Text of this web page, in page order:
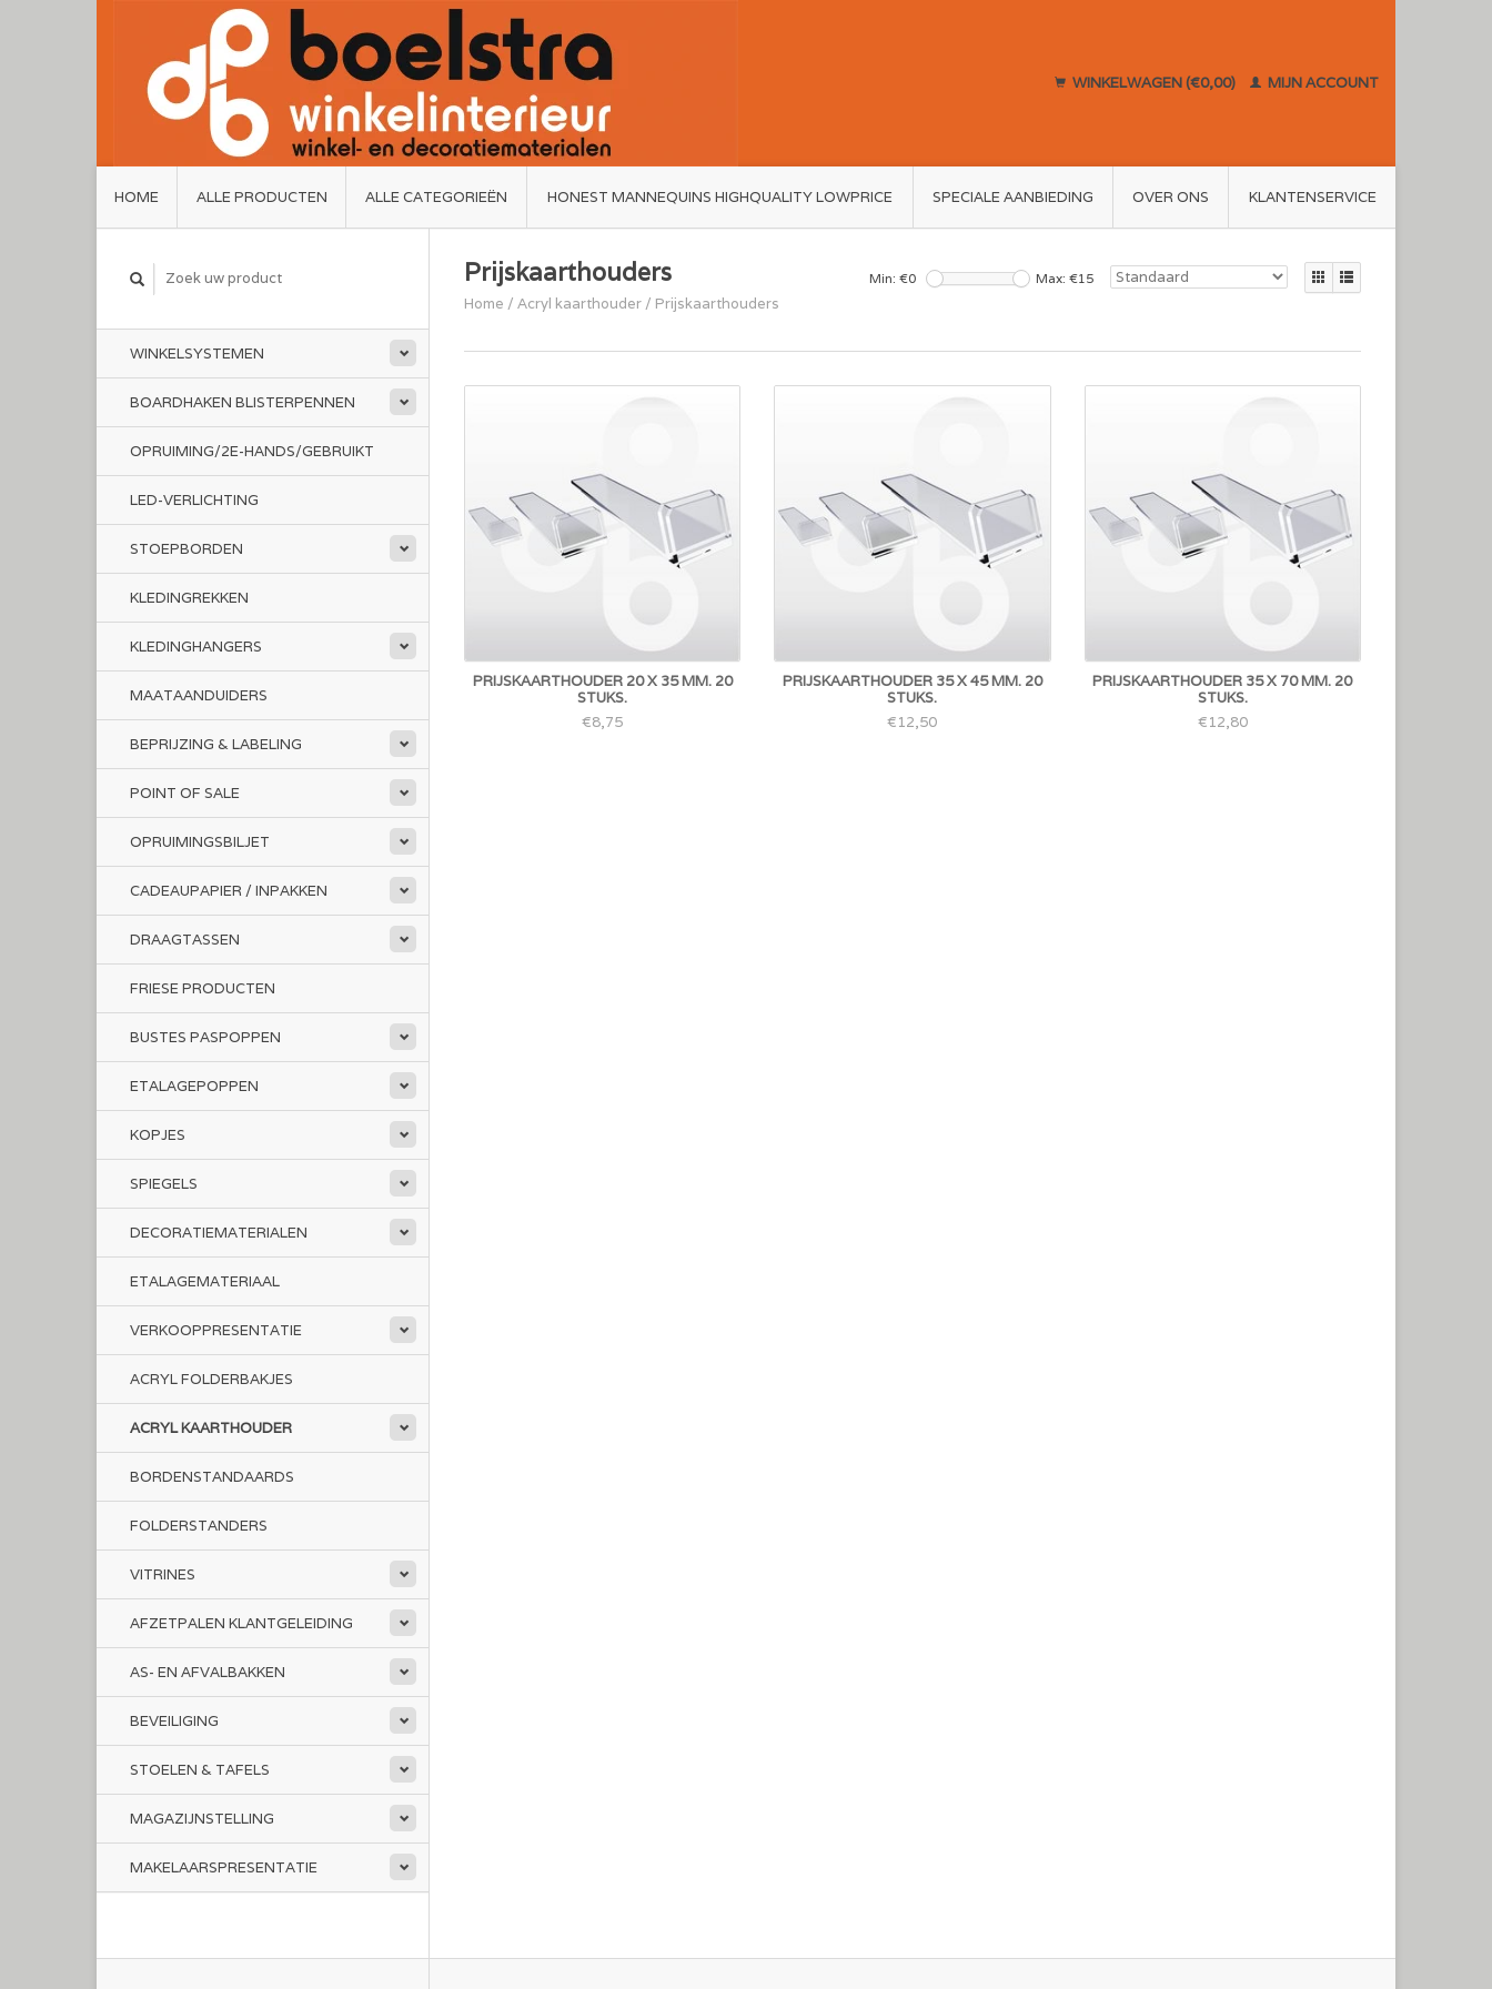
WINKELWAGEN (€0,00) MIJN ACCOUNT
HOME ALLE PRODUCTEN ALLE CATEGORIEËN HONEST MANNEQUINS HIGHQUALITY LOWPRICE SPECIALE AANBIEDING OVER ONS KLANTENSERVICE
WINKELSYSTEMEN
BOARDHAKEN BLISTERPENNEN
OPRUIMING/2E-HANDS/GEBRUIKT
LED-VERLICHTING
STOEPBORDEN
KLEDINGREKKEN
KLEDINGHANGERS
MAATAANDUIDERS
BEPRIJZING & LABELING
POINT OF SALE
OPRUIMINGSBILJET
CADEAUPAPIER / INPAKKEN
DRAAGTASSEN
FRIESE PRODUCTEN
BUSTES PASPOPPEN
ETALAGEPOPPEN
KOPJES
SPIEGELS
DECORATIEMATERIALEN
ETALAGEMATERIAAL
VERKOOPPRESENTATIE
ACRYL FOLDERBAKJES
ACRYL KAARTHOUDER
BORDENSTANDAARDS
FOLDERSTANDERS
VITRINES
AFZETPALEN KLANTGELEIDING
AS- EN AFVALBAKKEN
BEVEILIGING
STOELEN & TAFELS
MAGAZIJNSTELLING
MAKELAARSPRESENTATIE
Prijskaarthouders
Home / Acryl kaarthouder / Prijskaarthouders
Min: €0 Max: €15
PRIJSKAARTHOUDER 20 X 35 MM. 20
STUKS.
€8,75
PRIJSKAARTHOUDER 35 X 45 MM. 20
STUKS.
€12,50
PRIJSKAARTHOUDER 35 X 70 MM. 20
STUKS.
€12,80